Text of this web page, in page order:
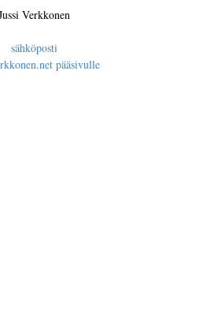
Verkkonen
sähköposti
pääsivulle